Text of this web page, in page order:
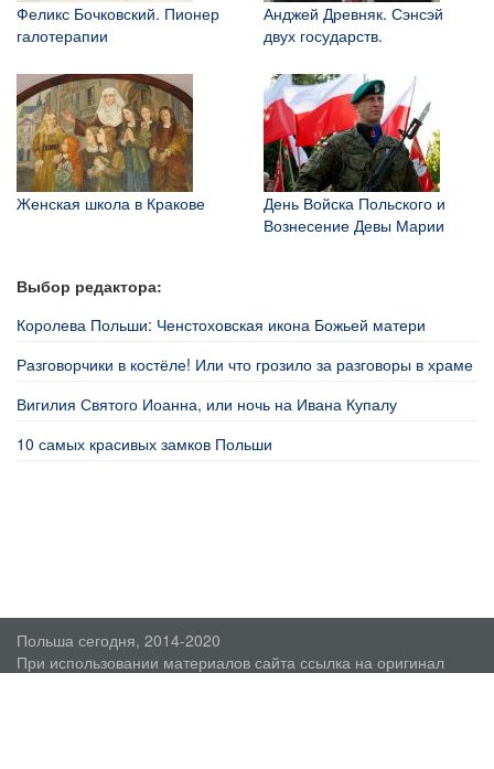
Феликс Бочковский. Пионер
галотерапии
Анджей Древняк. Сэнсэй
двух государств.
Женская школа в Кракове
День Войска Польского и
Вознесение Девы Марии
Выбор редактора:
Королева Польши: Ченстоховская икона Божьей матери
Разговорчики в костёле! Или что грозило за разговоры в храме
Вигилия Святого Иоанна, или ночь на Ивана Купалу
10 самых красивых замков Польши
Польша сегодня, 2014-2020
При использовании материалов сайта ссылка на оригинал